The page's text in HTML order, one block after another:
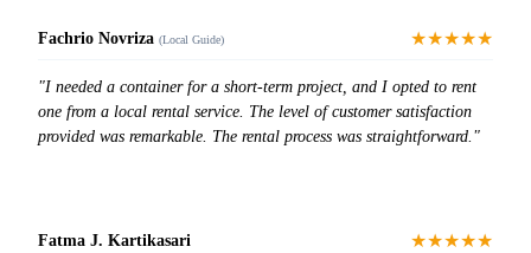
Fachrio Novriza (Local Guide) ★★★★★
"I needed a container for a short-term project, and I opted to rent
one from a local rental service. The level of customer satisfaction
provided was remarkable. The rental process was straightforward."
Fatma J. Kartikasari ★★★★★